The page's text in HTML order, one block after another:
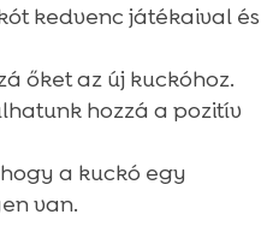
kedvenc játékaival és
őket az új kuckóhoz.
hozzá a pozitív
a kuckó egy
van.